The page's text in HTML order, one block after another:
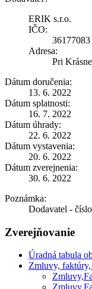
ERIK s.r.o.
IČO:
36177083
Adresa:
Pri
Dátum doručenia:
13. 6. 2022
Dátum splatnosti:
16. 7. 2022
Dátum úhrady:
22. 6. 2022
Dátum vystavenia:
20. 6. 2022
Dátum zverejnenia:
30. 6. 2022
Poznámka:
Dodavatel -
Zverejňovanie
Úradná tabula
Zmluvy,